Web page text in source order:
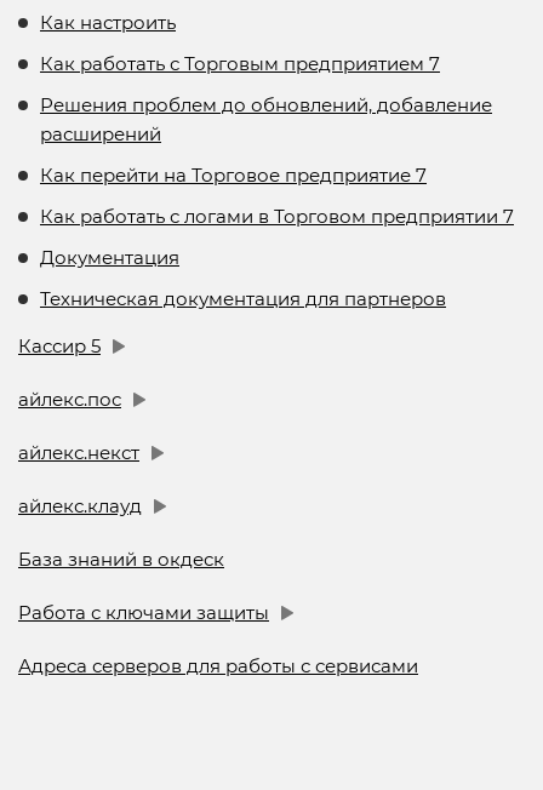
Как настроить
Как работать с Торговым предприятием 7
Решения проблем до обновлений, добавление
расширений
Как перейти на Торговое предприятие 7
Как работать с логами в Торговом предприятии 7
Документация
Техническая документация для партнеров
Кассир 5
айлекс.пос
айлекс.некст
айлекс.клауд
База знаний в окдеск
Работа с ключами защиты
Адреса серверов для работы с сервисами